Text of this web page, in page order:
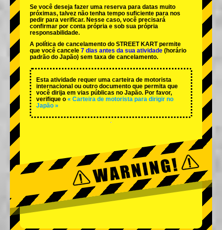
Se você deseja fazer uma reserva para datas muito
próximas, talvez não tenha tempo suficiente para nos
pedir para verificar. Nesse caso, você precisará
confirmar por conta própria e sob sua própria
responsabilidade.
A política de cancelamento do STREET KART permite
que você cancele 7 dias antes da sua atividade (horário
padrão do Japão) sem taxa de cancelamento.
Esta atividade requer uma carteira de motorista
internacional ou outro documento que permita que
você dirija em vias públicas no Japão. Por favor,
verifique o « Carteira de motorista para dirigir no
Japão »